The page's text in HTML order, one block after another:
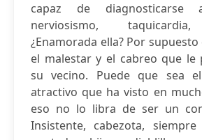
capaz de
nerviosismo, taquicardia,
¿Enamorada ella? Por
el malestar y el cabreo que le
su vecino. Puede que sea
atractivo que ha visto en
eso no lo libra de ser un
Insistente, cabezota,